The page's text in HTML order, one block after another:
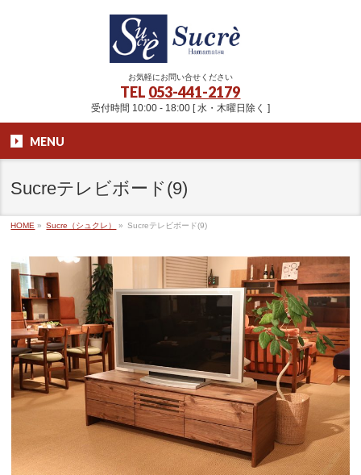
お気軽にお問い合せください
TEL 053-441-2179
受付時間 10:00 - 18:00 [ 水・木曜日除く ]
MENU
Sucreテレビボード(9)
HOME » Sucre（シュクレ） » Sucreテレビボード(9)